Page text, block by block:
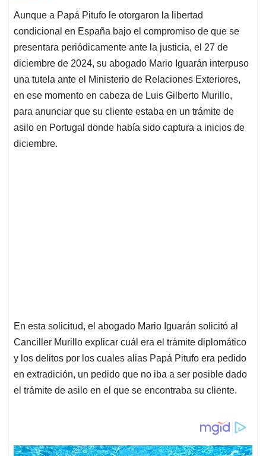
Aunque a Papá Pitufo le otorgaron la libertad
condicional en España bajo el compromiso de que se
presentara periódicamente ante la justicia, el 27 de
diciembre de 2024, su abogado Mario Iguarán interpuso
una tutela ante el Ministerio de Relaciones Exteriores,
en ese momento en cabeza de Luis Gilberto Murillo,
para anunciar que su cliente estaba en un trámite de
asilo en Portugal donde había sido captura a inicios de
diciembre.
En esta solicitud, el abogado Mario Iguarán solicitó al
Canciller Murillo explicar cuál era el trámite diplomático
y los delitos por los cuales alias Papá Pitufo era pedido
en extradición, un pedido que no iba a ser posible dado
el trámite de asilo en el que se encontraba su cliente.